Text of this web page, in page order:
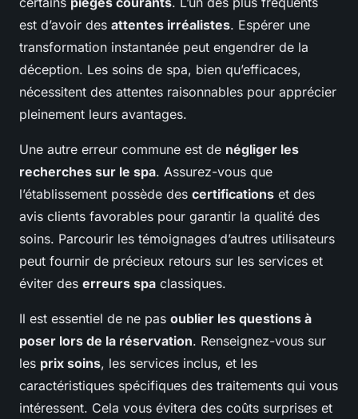
est d’avoir des attentes irréalistes. Espérer une
transformation instantanée peut engendrer de la
déception. Les soins de spa, bien qu’efficaces,
nécessitent des attentes raisonnables pour apprécier
pleinement leurs avantages.
Une autre erreur commune est de négliger les
recherches sur le spa. Assurez-vous que
l’établissement possède des certifications et des
avis clients favorables pour garantir la qualité des
soins. Parcourir les témoignages d’autres utilisateurs
peut fournir de précieux retours sur les services et
éviter des erreurs spa classiques.
Il est essentiel de ne pas oublier les questions à
poser lors de la réservation. Renseignez-vous sur
les prix soins, les services inclus, et les
caractéristiques spécifiques des traitements qui vous
intéressent. Cela vous évitera des coûts surprises et